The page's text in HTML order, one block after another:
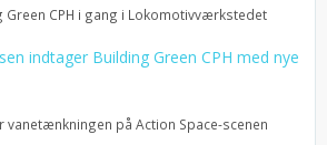
Green CPH i gang i Lokomotivværkstedet
indtager Building Green CPH med nye
på Action Space-scenen